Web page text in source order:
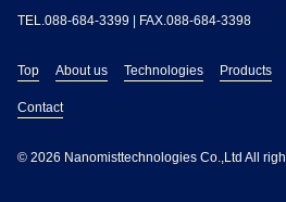
TEL.088-684-3399 | FAX.088-684-3398
Top About us Technologies Products
Contact
© 2026 Nanomisttechnologies Co.,Ltd All